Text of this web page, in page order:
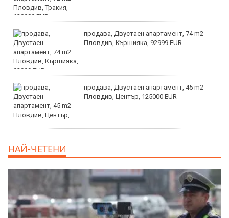
продава, Двустаен апартамент, 74 m2
Пловдив, Кършияка, 92999 EUR
продава, Двустаен апартамент, 45 m2
Пловдив, Център, 125000 EUR
НАЙ-ЧЕТЕНИ